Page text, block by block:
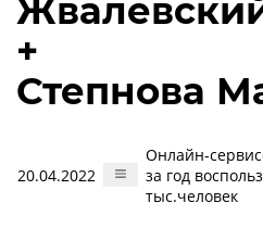
+
Степнова
20.04.2022
Онлайн-
за год
тыс.человек